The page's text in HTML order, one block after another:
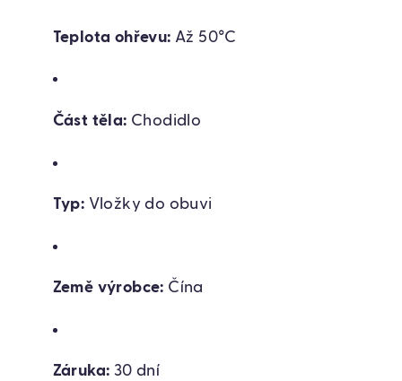
Teplota ohřevu: Až 50°C
Část těla: Chodidlo
Typ: Vložky do obuvi
Země výrobce: Čína
Záruka: 30 dní